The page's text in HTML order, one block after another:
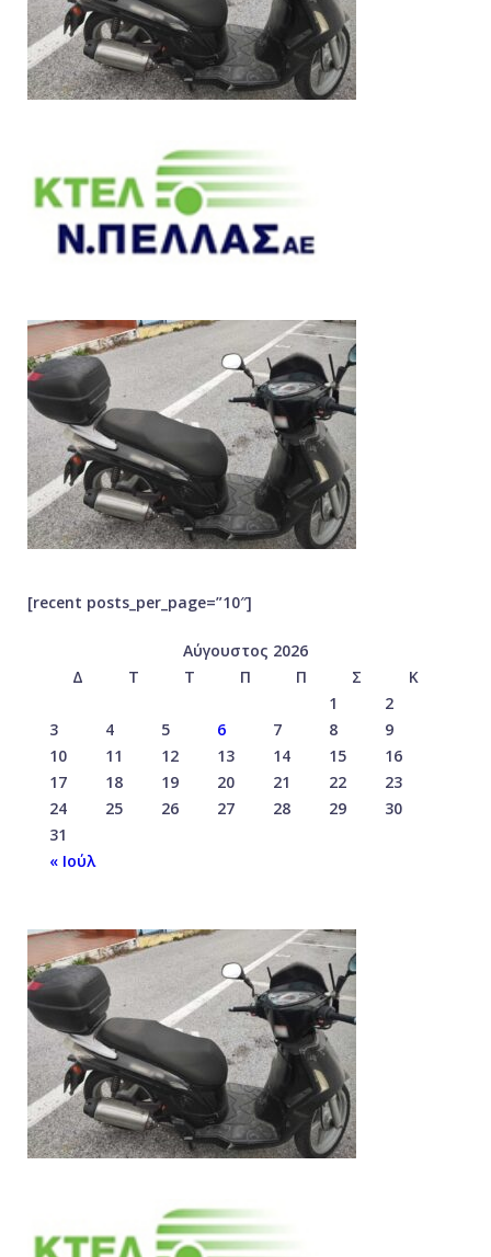
[recent posts_per_page=”10″]
Αύγουστος 2026
Δ
Τ Τ Π Π Σ
Κ
1
2
3
4 5 6 7 8
9
10
11 12 13 14 15
16
17
18 19 20 21 22
23
24
25 26 27 28 29
30
31
« Ιούλ